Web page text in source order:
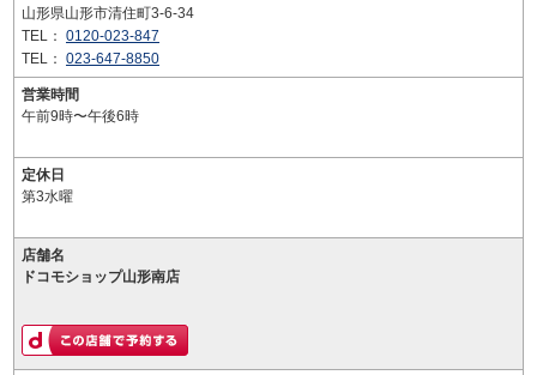
山形県山形市清住町3-6-34
TEL： 0120-023-847
TEL： 023-647-8850
営業時間
午前9時〜午後6時
定休日
第3水曜
店舗名
ドコモショップ山形南店